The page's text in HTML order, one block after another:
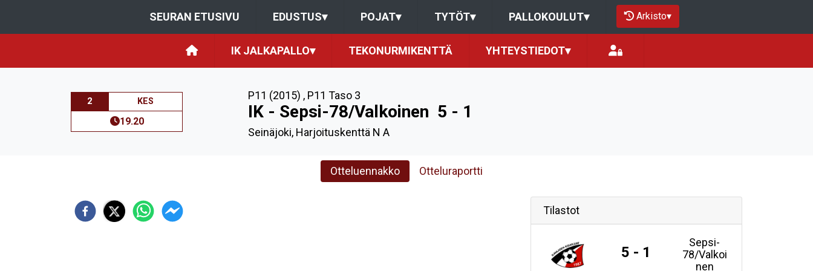
SEURAN ETUSIVU EDUSTUS▾ POJAT▾ TYTÖT▾ PALLOKOULUT▾ Arkisto▾
IK JALKAPALLO▾ TEKONURMIKENTTÄ YHTEYSTIEDOT▾
2 KES
19.20
P11 (2015) , P11 Taso 3
IK - Sepsi-78/Valkoinen 5 - 1
Seinäjoki, Harjoituskenttä N A
Otteluennakko Otteluraportti
Tilastot
5 - 1
Sepsi-
78/Valkoi
nen